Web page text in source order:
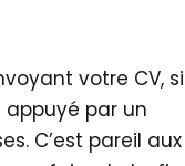
votre CV, si
appuyé par un
C’est pareil aux